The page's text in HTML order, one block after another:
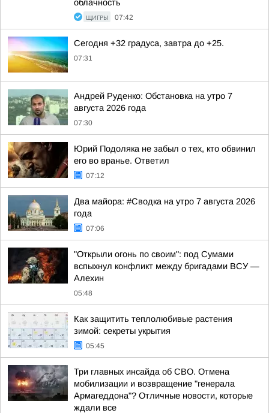
облачность
ЩИГРЫ 07:42
Сегодня +32 градуса, завтра до +25.
07:31
Андрей Руденко: Обстановка на утро 7
августа 2026 года
07:30
Юрий Подоляка не забыл о тех, кто обвинил
его во вранье. Ответил
07:12
Два майора: #Сводка на утро 7 августа 2026
года
07:06
"Открыли огонь по своим": под Сумами
вспыхнул конфликт между бригадами ВСУ —
Алехин
05:48
Как защитить теплолюбивые растения
зимой: секреты укрытия
05:45
Три главных инсайда об СВО. Отмена
мобилизации и возвращение "генерала
Армагеддона"? Отличные новости, которые
ждали все